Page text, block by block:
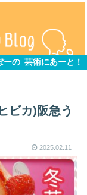
ーの 芸術にあーと！
ビカ)阪急う
2025.02.11